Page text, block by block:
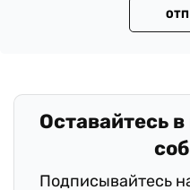
Оставайтесь
Подписывайтесь